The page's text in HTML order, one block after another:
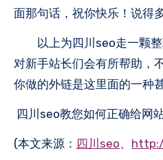
面那句话，祝你快乐！说得
以上为四川seo走一颗整
对新手站长们会有所帮助，
你做的外链是这里面的一种
四川seo教您如何正确给网
(本文来源： 四川seo、